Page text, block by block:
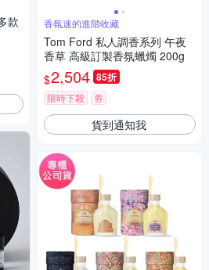
款
香氛迷的進階收藏
Tom Ford 私人調香系列 午夜
香草 高級訂製香氛蠟燭 200g
$2,504 85折
限時下殺 券
貨到通知我